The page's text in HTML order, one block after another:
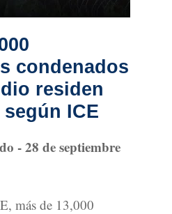
condenados
residen
según ICE
- 28 de septiembre
más de 13,000